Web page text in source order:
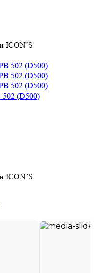
ICON’S
502 (D500)
ICON’S